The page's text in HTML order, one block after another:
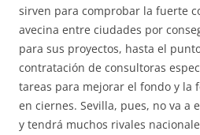
sirven para comprobar la fuerte
avecina entre ciudades por
para sus proyectos, hasta el
contratación de consultoras
tareas para mejorar el fondo y la
en ciernes. Sevilla, pues, no va a
y tendrá muchos rivales